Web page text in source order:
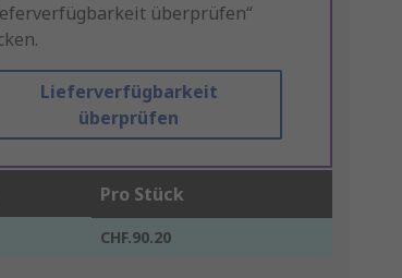
überprüfen“
Lieferverfügbarkeit
überprüfen
Pro Stück
CHF.90.20